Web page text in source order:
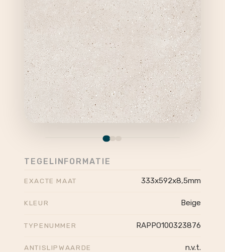
TEGELINFORMATIE
EXACTE MAAT 333x592x8,5mm
KLEUR Beige
TYPENUMMER RAPPO100323876
ANTISLIPWAARDE n.v.t.